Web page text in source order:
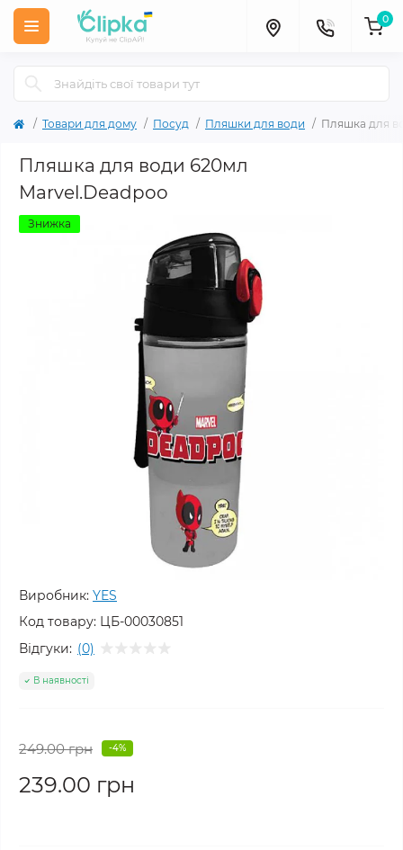
0
Товари для дому Посуд Пляшки для води Пляшка для
Пляшка для води 620мл
Marvel.Deadpoo
Знижка
Виробник: YES
Код товару: ЦБ-00030851
Відгуки: (0)
В наявності
249.00 грн -4%
239.00 грн